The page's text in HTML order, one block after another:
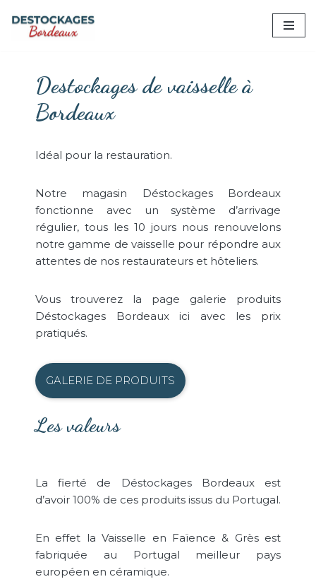
Aller
Destockages de vaisselle à
Bordeaux
Idéal pour la restauration.
Notre magasin Déstockages Bordeaux
fonctionne avec un système d’arrivage
régulier, tous les 10 jours nous renouvelons
notre gamme de vaisselle pour répondre aux
attentes de nos restaurateurs et hôteliers.
Vous trouverez la page galerie produits
Déstockages Bordeaux ici avec les prix
pratiqués.
GALERIE DE PRODUITS
Les valeurs
La fierté de Déstockages Bordeaux est
d’avoir 100% de ces produits issus du Portugal.
En effet la Vaisselle en Faïence & Grès est
fabriquée au Portugal meilleur pays
européen en céramique.